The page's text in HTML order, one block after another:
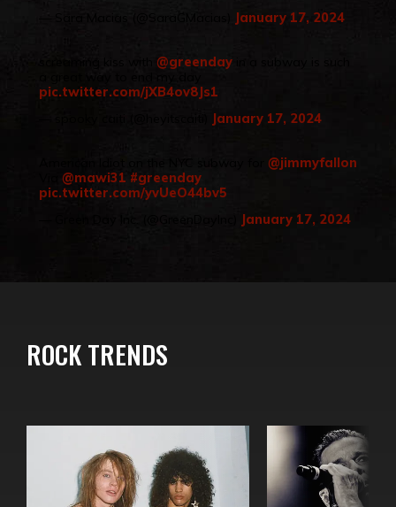
— Sara Macias (@SaraGMacias)
January 17, 2024
@greendayin a subway is such
pic.twitter.com/jXB4ov8Js1
January 17, 2024
@jimmyfallon
@mawi31 #greenday
pic.twitter.com/yvUeO44bv5
January 17, 2024
ROCK TRENDS